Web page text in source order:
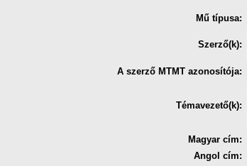
Mű típusa:
Szerző(k):
A szerző MTMT azonosítója:
Témavezető(k):
Magyar cím:
Angol cím: